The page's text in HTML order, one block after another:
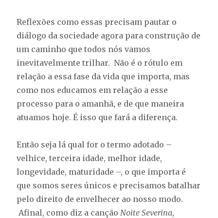
Reflexões como essas precisam pautar o
diálogo da sociedade agora para construção de
um caminho que todos nós vamos
inevitavelmente trilhar. Não é o rótulo em
relação a essa fase da vida que importa, mas
como nos educamos em relação a esse
processo para o amanhã, e de que maneira
atuamos hoje. É isso que fará a diferença.
Então seja lá qual for o termo adotado –
velhice, terceira idade, melhor idade,
longevidade, maturidade –, o que importa é
que somos seres únicos e precisamos batalhar
pelo direito de envelhecer ao nosso modo.
Afinal, como diz a canção Noite Severina,